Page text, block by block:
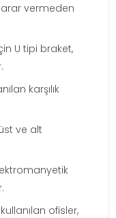
vermeden
U tipi braket,
karşılık
ve alt
ofisler,